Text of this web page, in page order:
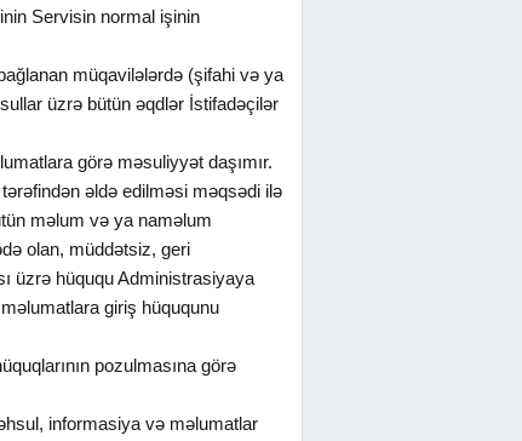
Servisin normal işinin
müqavilələrdə (şifahi və ya
üzrə bütün əqdlər İstifadəçilər
görə məsuliyyət daşımır.
əldə edilməsi məqsədi ilə
məlum və ya naməlum
olan, müddətsiz, geri
üzrə hüququ Administrasiyaya
giriş hüququnu
pozulmasına görə
informasiya və məlumatlar